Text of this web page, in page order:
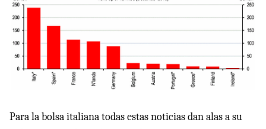
Para la bolsa italiana todas estas noticias dan alas a su